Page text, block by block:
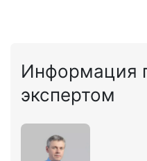
Информация
экспертом